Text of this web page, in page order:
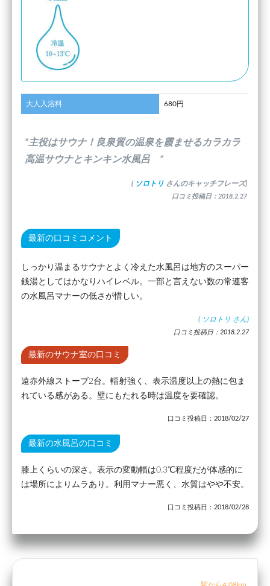
大人入浴料 680円
”主役はサウナ！良泉質の温泉を霞ませるカラカラ
高温サウナとキンキン水風呂 ”
( ソロトリ さんのキャッチフレーズ)
口コミ投稿日：2018.2.27
最新の口コミコメント
しっかり温まるサウナとよく冷えた水風呂は地方のスーパー
銭湯としてはかなりハイレベル。一部と言えない数の常連客
の水風呂マナーの低さが惜しい。
( ソロトリ さん)
口コミ投稿日：2018.2.27
最新のサウナ室の口コミ
遠赤外線ストーブ2台。輻射強く、表示温度以上の熱に包ま
れている感がある。壁にもたれる時は温度を要確認。
口コミ投稿日：2018/02/27
最新の水風呂の口コミ
膝上くらいの深さ。表示の変動幅は0.3℃程度だが体感的に
は場所によりムラあり。利用マナー悪く、水質はやや不安。
口コミ投稿日：2018/02/28